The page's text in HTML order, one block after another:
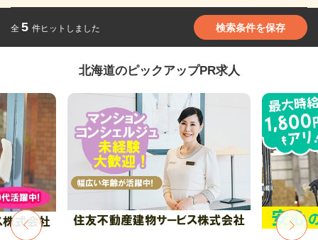
全 5 件ヒットしました 検索条件を保存
北海道のピックアップPR求人